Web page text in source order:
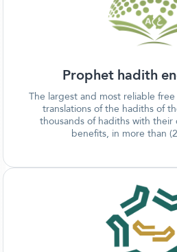
Prophet hadith
The largest and most reliable
translations of the hadiths of
thousands of hadiths with their
benefits, in more than